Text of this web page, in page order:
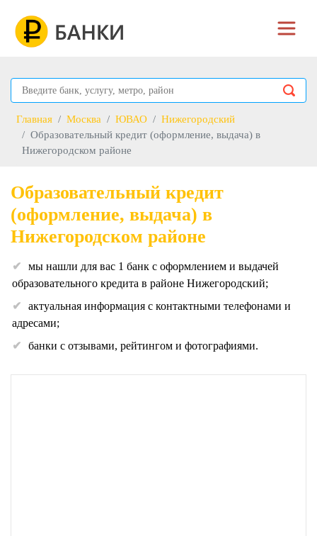
Главная Москва ЮВАО
Нижегородский
Образовательный кредит (оформление, выдача) в
Нижегородском районе
Образовательный кредит
(оформление, выдача) в
Нижегородском районе
мы нашли для вас 1 банк с оформлением и выдачей
образовательного кредита в районе Нижегородский;
актуальная информация с контактными телефонами и
адресами;
банки с отзывами, рейтингом и фотографиями.